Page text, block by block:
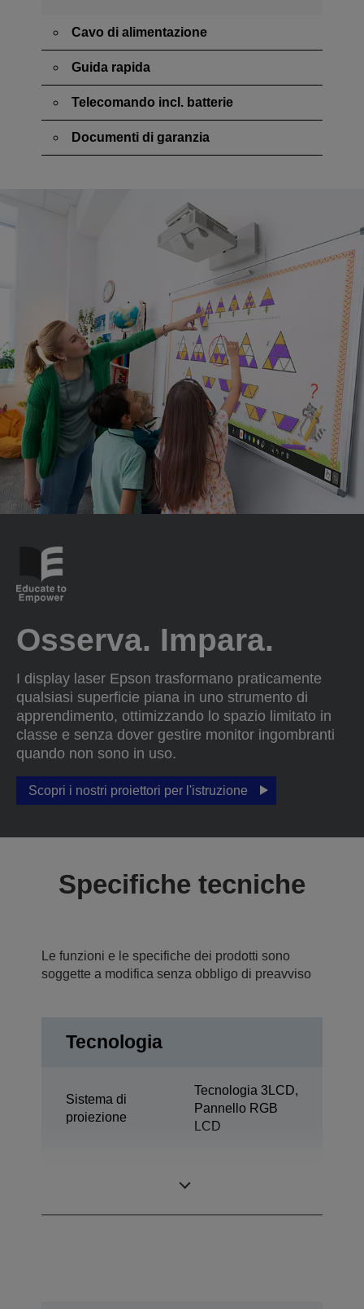
Cavo di alimentazione
Guida rapida
Telecomando incl. batterie
Documenti di garanzia
Osserva. Impara.
I display laser Epson trasformano praticamente
qualsiasi superficie piana in uno strumento di
apprendimento, ottimizzando lo spazio limitato in
classe e senza dover gestire monitor ingombranti
quando non sono in uso.
Scopri i nostri proiettori per l'istruzione
Specifiche tecniche
Le funzioni e le specifiche dei prodotti sono
soggette a modifica senza obbligo di preavviso
Tecnologia
Sistema di
proiezione
Tecnologia 3LCD,
Pannello RGB
LCD